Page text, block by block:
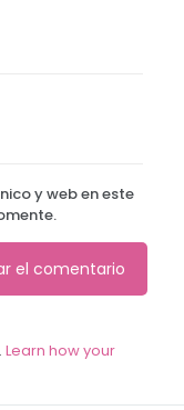
y web en este
Learn how your